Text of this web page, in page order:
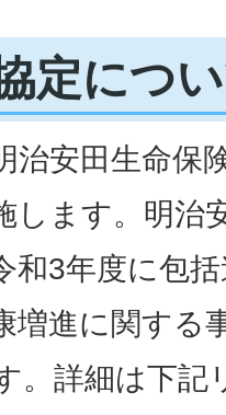
定につ
治安田生命保
します。明治
和3年度に包
増進に関する
。詳細は下記